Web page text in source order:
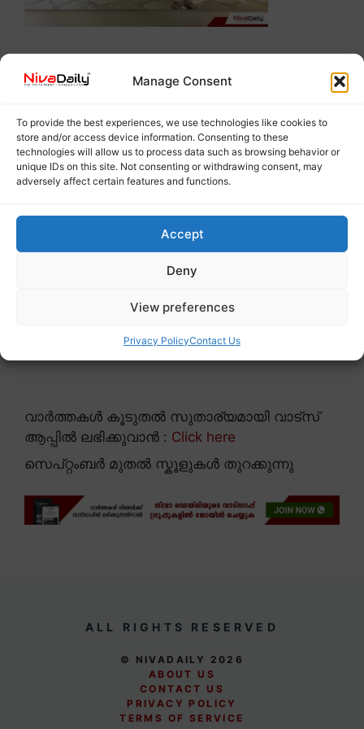
Manage Consent
To provide the best experiences, we use technologies like cookies to
store and/or access device information. Consenting to these
technologies will allow us to process data such as browsing behavior or
unique IDs on this site. Not consenting or withdrawing consent, may
adversely affect certain features and functions.
Accept
Deny
View preferences
Privacy PolicyContact Us
വാർത്തകൾ കൂടുതൽ സുതാര്യമായി വാട്സ്
ആപ്പിൽ ലഭിക്കുവാൻ : Click here
സെപ്റ്റംബർ മുതൽ സ്കൂളുകൾ തുറക്കുന്നു
ALL RIGHTS RESERVED
© NIVADAILY 2026
ABOUT US
CONTACT US
PRIVACY POLICY
TERMS OF SERVICE